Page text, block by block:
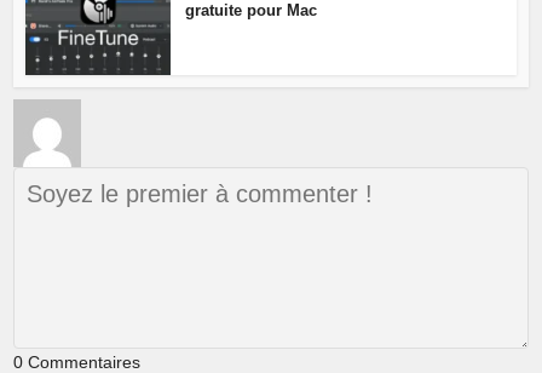
gratuite pour Mac
0 Commentaires